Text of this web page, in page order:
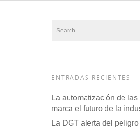
ENTRADAS RECIENTES
La automatización de
marca el futuro de la
La DGT alerta del